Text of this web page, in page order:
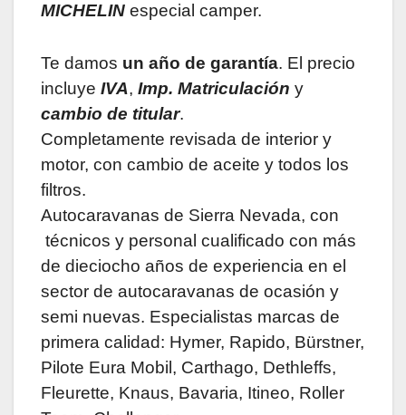
MICHELIN especial camper.
Te damos un año de garantía. El precio
incluye IVA, Imp. Matriculación y
cambio de titular.
Completamente revisada de interior y
motor, con cambio de aceite y todos los
filtros.
Autocaravanas de Sierra Nevada, con
técnicos y personal cualificado con más
de dieciocho años de experiencia en el
sector de autocaravanas de ocasión y
semi nuevas. Especialistas marcas de
primera calidad: Hymer, Rapido, Bürstner,
Pilote Eura Mobil, Carthago, Dethleffs,
Fleurette, Knaus, Bavaria, Itineo, Roller